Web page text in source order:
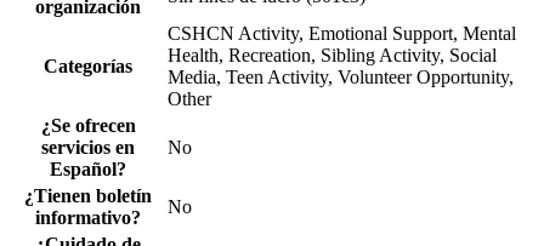
organización
Categorías
CSHCN Activity, Emotional Support, Mental
Health, Recreation, Sibling Activity, Social
Media, Teen Activity, Volunteer Opportunity,
Other
¿Se ofrecen
servicios en
Español?
No
¿Tienen boletín
informativo?
No